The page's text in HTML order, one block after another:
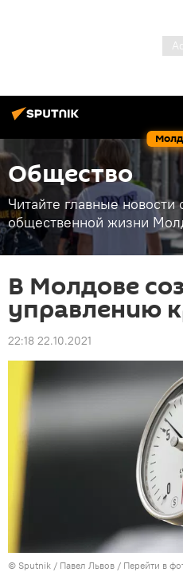
Общество
Читайте главные новости
общественной жизни
В Молдове
управлению
22:18 22.10.2021
© Sputnik / Павел Львов / Перейти в